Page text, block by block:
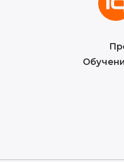
Новости
Видео
Блог